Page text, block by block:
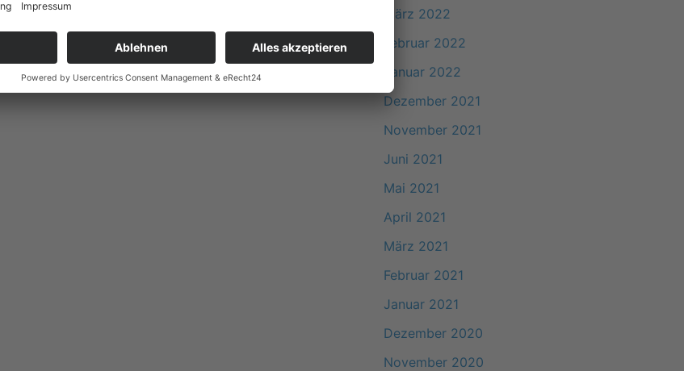
März 2022
Februar 2022
Januar 2022
Dezember 2021
November 2021
Juni 2021
Mai 2021
April 2021
März 2021
Februar 2021
Januar 2021
Dezember 2020
November 2020